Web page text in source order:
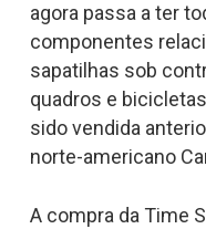
agora passa a ter
componentes
sapatilhas sob
quadros e
sido vendida
norte-americano
A compra da Time